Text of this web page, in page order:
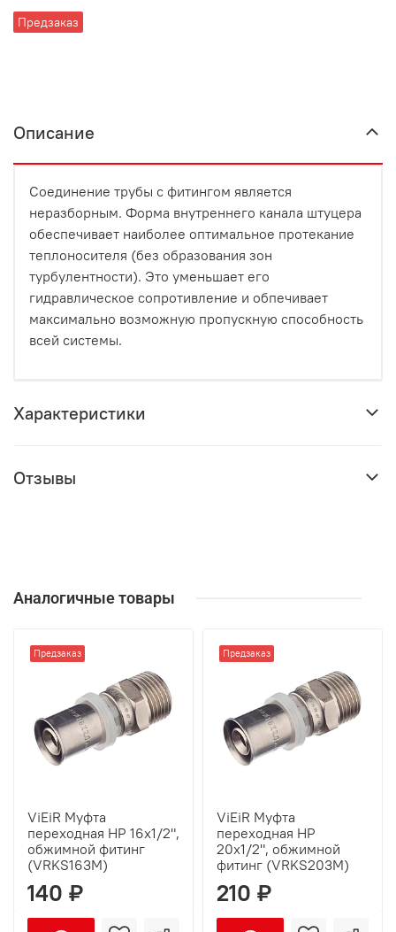
Предзаказ
Описание
Соединение трубы с фитингом является
неразборным. Форма внутреннего канала штуцера
обеспечивает наиболее оптимальное протекание
теплоносителя (без образования зон
турбулентности). Это уменьшает его
гидравлическое сопротивление и обпечивает
максимально возможную пропускную способность
всей системы.
Характеристики
Отзывы
Аналогичные товары
Предзаказ
ViEiR Муфта
переходная НР 16х1/2",
обжимной фитинг
(VRKS163M)
140 ₽
Предзаказ
ViEiR Муфта
переходная НР
20х1/2", обжимной
фитинг (VRKS203M)
210 ₽